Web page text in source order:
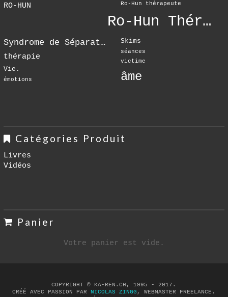
RO-HUN Ro-Hun thérapeute
Ro-Hun Thérapie
Skims
Syndrome de Séparation
séances
thérapie
victime
Vie.
âme
émotions
Catégories Produit
Livres
Vidéos
Panier
Votre panier est vide.
COPYRIGHT © KA-REN.CH, 1995 - 2017.
CRÉÉ AVEC PASSION PAR NICOLAS ZINGG , WEBMASTER FREELANCE.